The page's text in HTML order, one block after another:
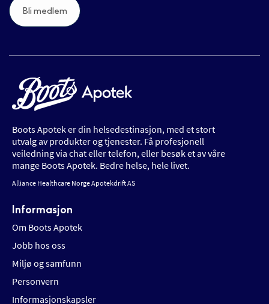
Bli medlem
Boots Apotek er din helsedestinasjon, med et stort
utvalg av produkter og tjenester. Få profesjonell
veiledning via chat eller telefon, eller besøk et av våre
mange Boots Apotek. Bedre helse, hele livet.
Alliance Healthcare Norge Apotekdrift AS
Informasjon
Om Boots Apotek
Jobb hos oss
Miljø og samfunn
Personvern
Informasjonskapsler